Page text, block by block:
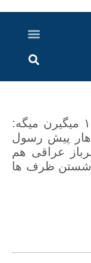
این تکفیری داعشی رو ساعت ۱۱ میگیرن میگه:
پیش رسول
عراقی هم
تا به شستن ظرف ها